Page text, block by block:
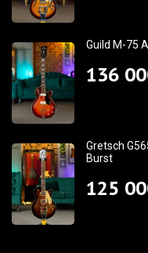
Guild M-75
136
Gretsch
Burst
125